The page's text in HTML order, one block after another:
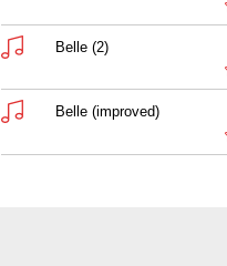
Belle (2)
Belle (improved)